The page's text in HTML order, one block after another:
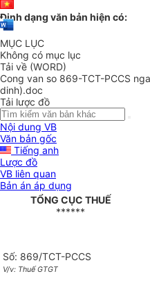
Định dạng văn bản hiện có:
MỤC LỤC
Không có mục lục
Tải về (WORD)
Cong van so 869-TCT-PCCS
dinh).doc
Tải lược đồ
Nội dung VB
Văn bản gốc
Tiếng anh
Lược đồ
VB liên quan
Bản án áp dụng
TỔNG CỤC THUẾ
******
Số: 869/TCT-PCCS
V/v: Thuế GTGT